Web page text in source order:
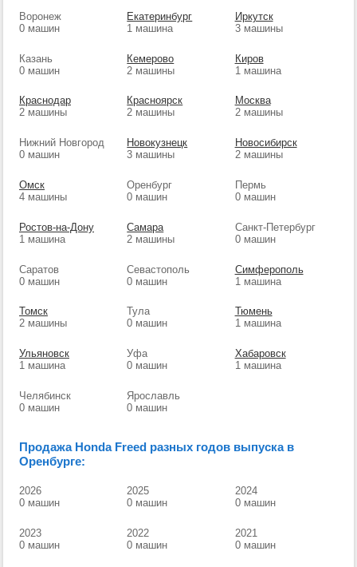
Воронеж
0 машин
Екатеринбург
1 машина
Иркутск
3 машины
Казань
0 машин
Кемерово
2 машины
Киров
1 машина
Краснодар
2 машины
Красноярск
2 машины
Москва
2 машины
Нижний Новгород
0 машин
Новокузнецк
3 машины
Новосибирск
2 машины
Омск
4 машины
Оренбург
0 машин
Пермь
0 машин
Ростов-на-Дону
1 машина
Самара
2 машины
Санкт-Петербург
0 машин
Саратов
0 машин
Севастополь
0 машин
Симферополь
1 машина
Томск
2 машины
Тула
0 машин
Тюмень
1 машина
Ульяновск
1 машина
Уфа
0 машин
Хабаровск
1 машина
Челябинск
0 машин
Ярославль
0 машин
Продажа Honda Freed разных годов выпуска в
Оренбурге:
2026
0 машин
2025
0 машин
2024
0 машин
2023
0 машин
2022
0 машин
2021
0 машин